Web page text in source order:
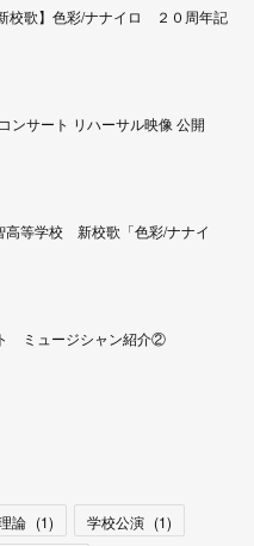
校歌】色彩/ナナイロ ２０周年記
ンサート リハーサル映像 公開
高等学校 新校歌「色彩/ナナイ
ミュージシャン紹介②
論 (1) 学校公演 (1)